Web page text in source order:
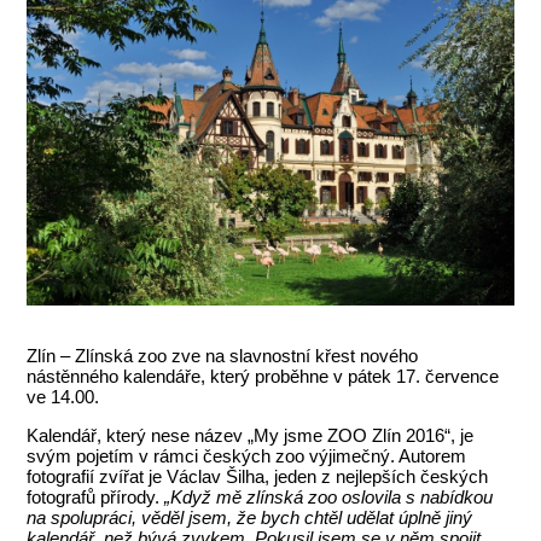
Zlín – Zlínská zoo zve na slavnostní křest nového
nástěnného kalendáře, který proběhne v pátek 17. července
ve 14.00.
Kalendář, který nese název „My jsme ZOO Zlín 2016“, je
svým pojetím v rámci českých zoo výjimečný. Autorem
fotografií zvířat je Václav Šilha, jeden z nejlepších českých
fotografů přírody.„Když mě zlínská zoo oslovila s nabídkou
na spolupráci, věděl jsem, že bych chtěl udělat úplně jiný